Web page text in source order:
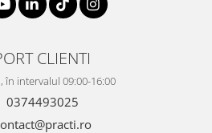
CLIENTI
în intervalul 09:00-16:00
0374493025